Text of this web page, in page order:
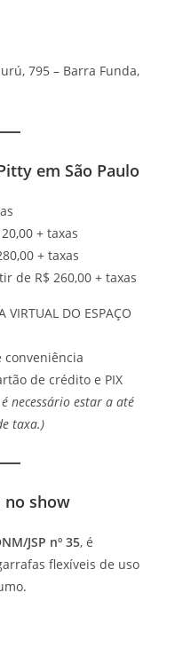
795 – Barra Funda,
em São Paulo
+ taxas
+ taxas
de R$ 260,00 + taxas
VIRTUAL DO ESPAÇO
conveniência
de crédito e PIX
necessário estar a até
taxa.)
no show
JSP nº 35, é
flexíveis de uso